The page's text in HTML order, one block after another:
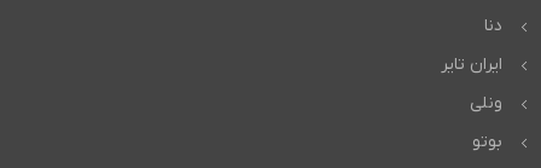
دنا
ایران تایر
ونلی
بوتو